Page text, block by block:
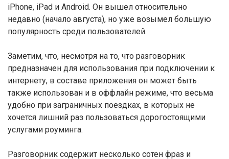
iPhone, iPad и Android. Он вышел относительно
недавно (начало августа), но уже возымел большую
популярность среди пользователей.
Заметим, что, несмотря на то, что разговорник
предназначен для использования при подключении к
интернету, в составе приложения он может быть
также использован и в оффлайн режиме, что весьма
удобно при заграничных поездках, в которых не
хочется лишний раз пользоваться дорогостоящими
услугами роуминга.
Разговорник содержит несколько сотен фраз и